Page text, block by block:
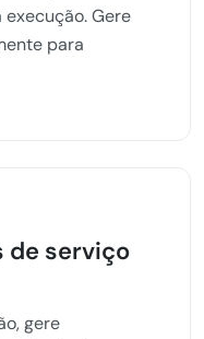
Gere
para
de serviço
gere